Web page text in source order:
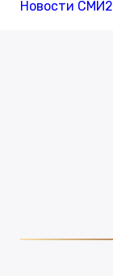
Новости СМИ2